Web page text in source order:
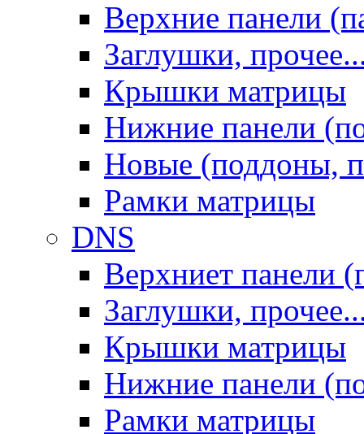
Верхние панели
Заглушки,
Крышки матрицы
Нижние панели
Новые (поддоны,
Рамки матрицы
DNS
Верхниет панели
Заглушки,
Крышки матрицы
Нижние панели
Рамки матрицы